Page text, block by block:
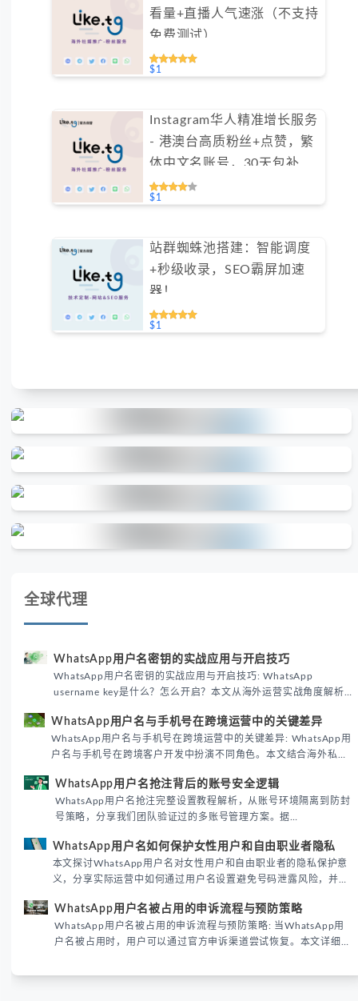
看量+直播人气速涨（不支持
免费测试）
$1
Instagram华人精准增长服务
- 港澳台高质粉丝+点赞，繁
体中文名账号，30天包补保
障（不支持免费测试）
$1
站群蜘蛛池搭建：智能调度
+秒级收录，SEO霸屏加速
器！
$1
全球代理
WhatsApp用户名密钥的实战应用与开启技巧
WhatsApp用户名密钥的实战应用与开启技巧: WhatsApp
username key是什么？怎么开启？本文从海外运营实战角度解析
境团队高效触达目标客户。
WhatsApp用户名与手机号在跨境运营中的关键差异
WhatsApp用户名与手机号在跨境运营中的关键差异: WhatsApp用
户名与手机号在跨境客户开发中扮演不同角色。本文结合海外私域
际差异，帮助团队优化WhatsApp营销策略。
WhatsApp用户名抢注背后的账号安全逻辑
WhatsApp用户名抢注完整设置教程解析，从账号环境隔离到防封
号策略，分享我们团队验证过的多账号管理方案。据
性直接影响转化率。
WhatsApp用户名如何保护女性用户和自由职业者隐私
本文探讨WhatsApp用户名对女性用户和自由职业者的隐私保护意
义，分享实际运营中如何通过用户名设置避免号码泄露风险，并提
已成为全球数字沟通的首要考量。
WhatsApp用户名被占用的申诉流程与预防策略
WhatsApp用户名被占用的申诉流程与预防策略: 当WhatsApp用
户名被占用时，用户可以通过官方申诉渠道尝试恢复。本文详细解
账号安全。